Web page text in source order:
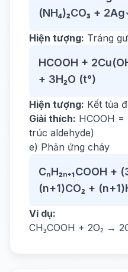
(NH₄)₂CO₃ +
Hiện tượng: Tráng
HCOOH +
+ 3H₂O (t°)
Hiện tượng: Kết tủa
Giải thích: HCOOH
trúc aldehyde)
e) Phản ứng cháy
CₙH₂ₙ₊₁COOH
(n+1)CO₂ +
Ví dụ:
CH₃COOH + 2O₂ →